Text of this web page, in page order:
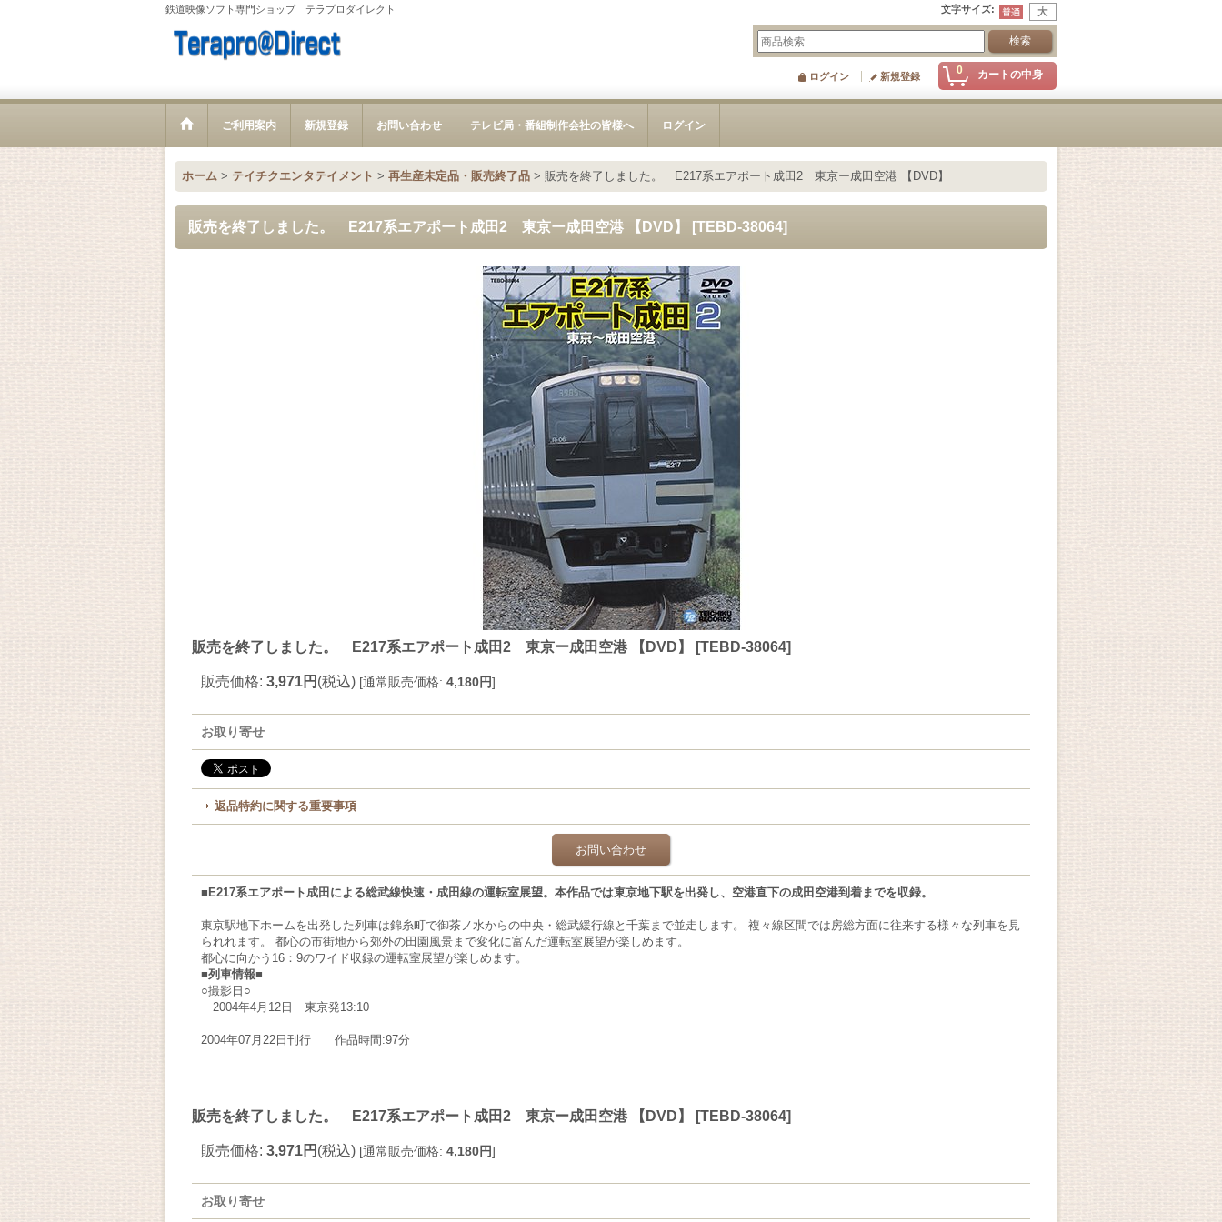
鉄道映像ソフト専門ショップ テラプロダイレクト 文字サイズ:
0 カートの中身
ログイン 新規登録
ご利用案内 新規登録 お問い合わせ テレビ局・番組制作会社の皆様へ ログイン
ホーム > テイチクエンタテイメント > 再生産未定品・販売終了品 > 販売を終了しました。 E217系エアポート成田2 東京ー成田空港 【DVD】
販売を終了しました。 E217系エアポート成田2 東京ー成田空港 【DVD】 [TEBD-38064]
販売を終了しました。 E217系エアポート成田2 東京ー成田空港 【DVD】 [TEBD-38064]
販売価格: 3,971円 (税込) [通常販売価格: 4,180円]
お取り寄せ
返品特約に関する重要事項
お問い合わせ
■E217系エアポート成田による総武線快速・成田線の運転室展望。本作品では東京地下駅を出発し、空港直下の成田空港到着までを収録。
東京駅地下ホームを出発した列車は錦糸町で御茶ノ水からの中央・総武緩行線と千葉まで並走します。 複々線区間では房総方面に往来する様々な列車を見
られれます。 都心の市街地から郊外の田園風景まで変化に富んだ運転室展望が楽しめます。
都心に向かう16：9のワイド収録の運転室展望が楽しめます。
■列車情報■
○撮影日○
2004年4月12日 東京発13:10
2004年07月22日刊行 作品時間:97分
販売を終了しました。 E217系エアポート成田2 東京ー成田空港 【DVD】 [TEBD-38064]
販売価格: 3,971円 (税込) [通常販売価格: 4,180円]
お取り寄せ